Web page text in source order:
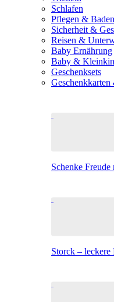
Schlafen
Pflegen & Baden
Sicherheit &
Reisen &
Baby Ernährung
Baby &
Geschenksets
Schenke Freude
Storck – leckere